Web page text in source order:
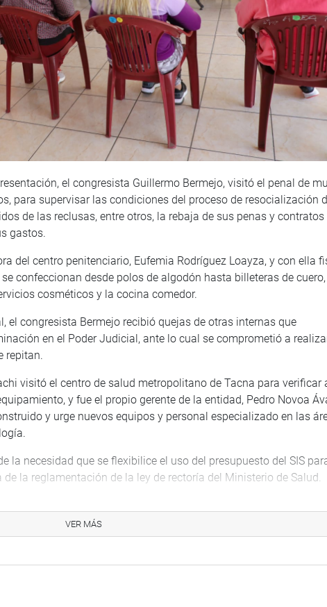
el congresista Guillermo Bermejo, visitó el penal de
para supervisar las condiciones del proceso de resocialización
de las reclusas, entre otros, la rebaja de sus penas y contratos
gastos.
del centro penitenciario, Eufemia Rodríguez Loayza, y con ella
confeccionan desde polos de algodón hasta billeteras de cuero,
cosméticos y la cocina comedor.
el congresista Bermejo recibió quejas de otras internas que
en el Poder Judicial, ante lo cual se comprometió a
repitan.
visitó el centro de salud metropolitano de Tacna para verificar
y fue el propio gerente de la entidad, Pedro Novoa
y urge nuevos equipos y personal especializado en las
la necesidad que se flexibilice el uso del presupuesto del SIS
la reglamentación de la ley de rectoría del Ministerio de Salud.
de Salud y, aprovechó la presencia de pacientes gestantes
que el Congreso aprobó la ley para favorecerlas.
Morante se dirigió a la región La Libertad, para entrevistarse con
y finanzas de la empresa Consorcio Transportadora
a quienes explicó ampliamente los beneficios que
VER MÁS